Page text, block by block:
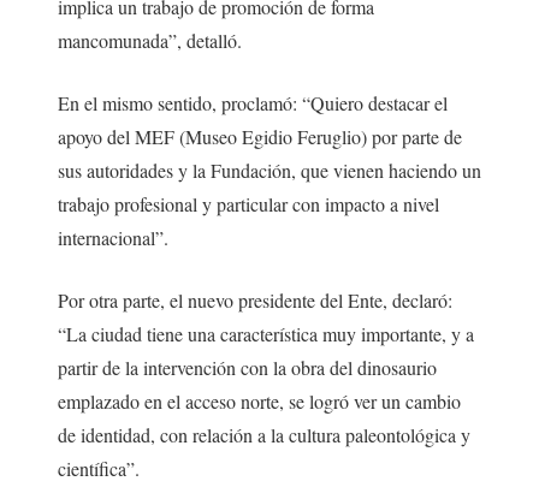
implica un trabajo de promoción de forma
mancomunada”, detalló.
En el mismo sentido, proclamó: “Quiero destacar el
apoyo del MEF (Museo Egidio Feruglio) por parte de
sus autoridades y la Fundación, que vienen haciendo un
trabajo profesional y particular con impacto a nivel
internacional”.
Por otra parte, el nuevo presidente del Ente, declaró:
“La ciudad tiene una característica muy importante, y a
partir de la intervención con la obra del dinosaurio
emplazado en el acceso norte, se logró ver un cambio
de identidad, con relación a la cultura paleontológica y
científica”.